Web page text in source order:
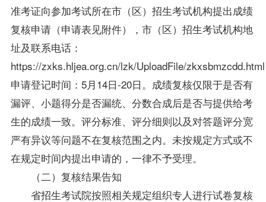
准考证向参加考试所在市（区）招生考试机构提出成绩
复核申请（申请表见附件），市（区）招生考试机构地
址及联系电话：
https://zxks.hljea.org.cn/lzk/UploadFile/
申请登记时间：5月14日-20日。成绩复核仅限于是否有
漏评、小题得分是否漏统、分数合成后是否与提供给考
生的成绩一致。评分标准、评分细则以及对答题评分宽
严有异议等问题不在复核范围之内。未按规定方式或不
在规定时间内提出申请的，一律不予受理。
（二）复核结果告知
省招生考试院按照相关规定组织专人进行试卷复核